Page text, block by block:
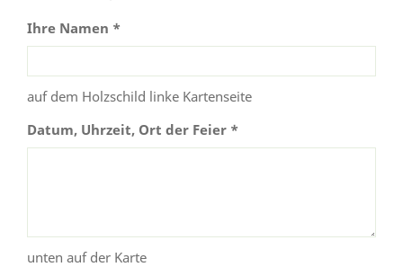
Ihre Namen *
auf dem Holzschild linke Kartenseite
Datum, Uhrzeit, Ort der Feier *
unten auf der Karte